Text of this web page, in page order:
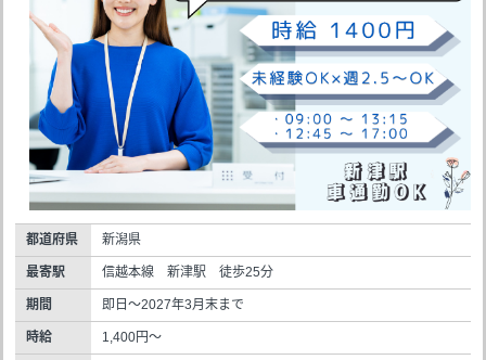
都道府県 新潟県
最寄駅 信越本線 新津駅 徒歩25分
期間 即日～2027年3月末まで
時給 1,400円～